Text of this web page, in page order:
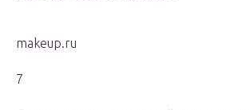
makeup.ru
7